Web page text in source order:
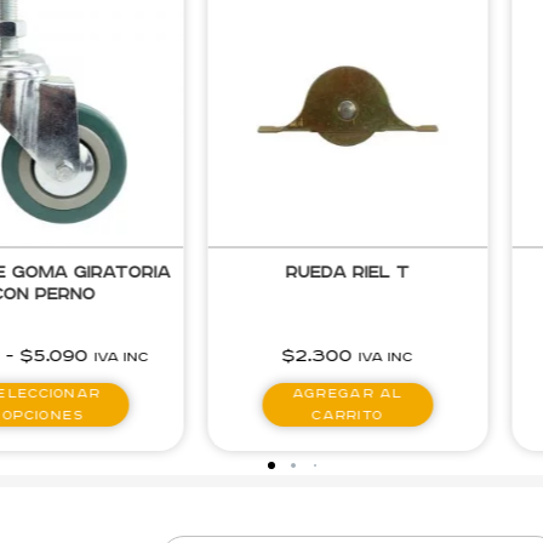
riel T
IVA inc
al
carrito
Rueda Cama Pivote
$3.030 IVA inc
Agregar al
carrito